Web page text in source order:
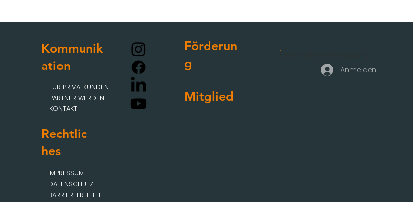
Kommunik
ation
FÜR PRIVATKUNDEN
PARTNER WERDEN
KONTAKT
Rechtlic
hes
IMPRESSUM
DATENSCHUTZ
BARRIEREFREIHEIT
Förderun
g
Mitglied
Anmelden